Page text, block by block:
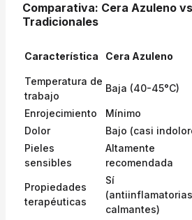
Comparativa: Cera Azuleno
Tradicionales
Característica Cera Azuleno
Temperatura de
trabajo
Baja (40-45°C)
Enrojecimiento Mínimo
Dolor
Bajo (casi
Pieles
sensibles
Altamente
recomendada
Propiedades
terapéuticas
Sí
calmantes)